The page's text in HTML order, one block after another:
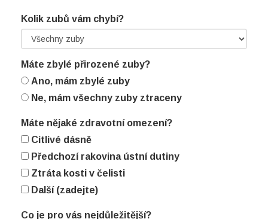
Kolik zubů vám chybí?
Máte zbylé přirozené zuby?
Ano, mám zbylé zuby
Ne, mám všechny zuby ztraceny
Máte nějaké zdravotní omezení?
Citlivé dásně
Předchozí rakovina ústní dutiny
Ztráta kosti v čelisti
Další (zadejte)
Co je pro vás nejdůležitější?